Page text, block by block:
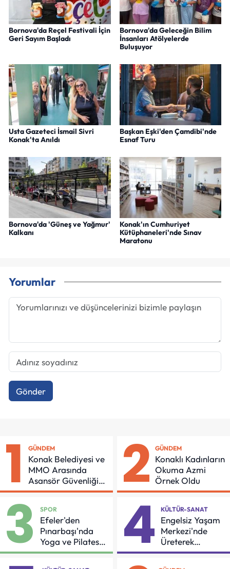
Bornova'da Reçel Festivali İçin
Geri Sayım Başladı
Bornova'da Geleceğin Bilim
İnsanları Atölyelerde
Buluşuyor
Usta Gazeteci İsmail Sivri
Konak'ta Anıldı
Başkan Eşki'den Çamdibi'nde
Esnaf Turu
Bornova'da 'Güneş ve Yağmur'
Kalkanı
Konak'ın Cumhuriyet
Kütüphaneleri'nde Sınav
Maratonu
Yorumlar
Gönder
1 GÜNDEM
Konak Belediyesi ve
MMO Arasında
Asansör Güvenliği
İçin Önemli Protokol
2 GÜNDEM
Konaklı Kadınların
Okuma Azmi
Örnek Oldu
3 SPOR
Efeler'den
Pınarbaşı'nda
Yoga ve Pilates
Buluşması
4 KÜLTÜR-SANAT
Engelsiz Yaşam
Merkezi'nde
Üreterek
Güçleniyorlar